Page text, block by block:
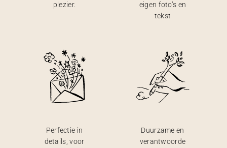
plezier.
eigen foto’s en
tekst
Perfectie in
details, voor
Duurzame en
verantwoorde